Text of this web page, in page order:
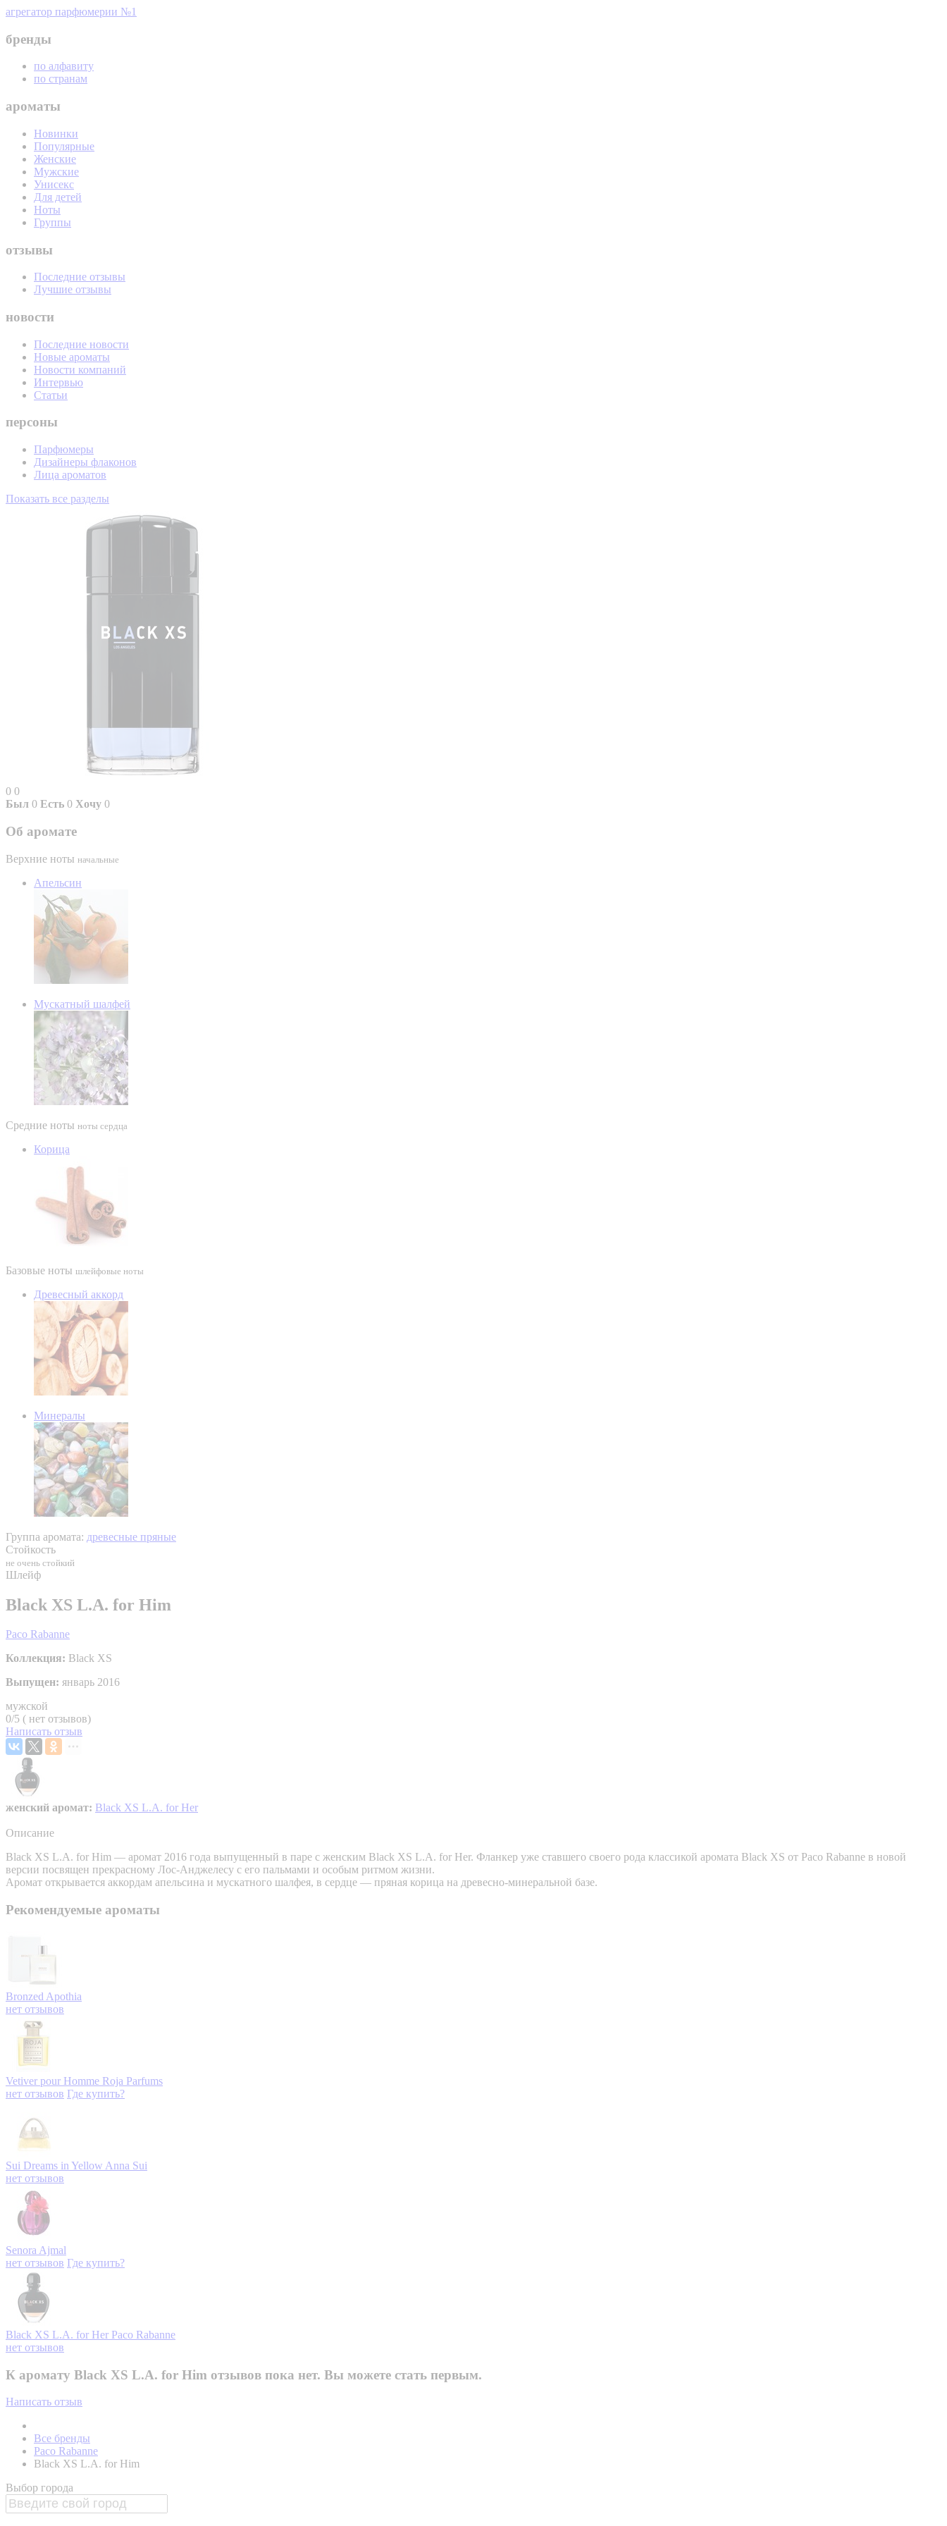
агрегатор парфюмерии №1
бренды
по алфавиту
по странам
ароматы
Новинки
Популярные
Женские
Мужские
Унисекс
Для детей
Ноты
Группы
отзывы
Последние отзывы
Лучшие отзывы
новости
Последние новости
Новые ароматы
Новости компаний
Интервью
Статьи
персоны
Парфюмеры
Дизайнеры флаконов
Лица ароматов
Показать все разделы
0 0
Был 0 Есть 0 Хочу 0
Об аромате
Верхние ноты начальные
Апельсин
Мускатный шалфей
Средние ноты ноты сердца
Корица
Базовые ноты шлейфовые ноты
Древесный аккорд
Минералы
Группа аромата: древесные пряные
Стойкость
не очень стойкий
Шлейф
Black XS L.A. for Him
Paco Rabanne
Коллекция: Black XS
Выпущен: январь 2016
мужской
0/5 ( нет отзывов)
Написать отзыв
женский аромат: Black XS L.A. for Her
Описание
Black XS L.A. for Him — аромат 2016 года выпущенный в паре с женским Black XS L.A. for Her. Фланкер уже ставшего своего рода классикой аромата Black XS от Paco Rabanne в новой
версии посвящен прекрасному Лос-Анджелесу с его пальмами и особым ритмом жизни.
Аромат открывается аккордам апельсина и мускатного шалфея, в сердце — пряная корица на древесно-минеральной базе.
Рекомендуемые ароматы
Bronzed Apothia
нет отзывов
Vetiver pour Homme Roja Parfums
нет отзывов Где купить?
Sui Dreams in Yellow Anna Sui
нет отзывов
Senora Ajmal
нет отзывов Где купить?
Black XS L.A. for Her Paco Rabanne
нет отзывов
К аромату Black XS L.A. for Him отзывов пока нет. Вы можете стать первым.
Написать отзыв
Все бренды
Paco Rabanne
Black XS L.A. for Him
Выбор города